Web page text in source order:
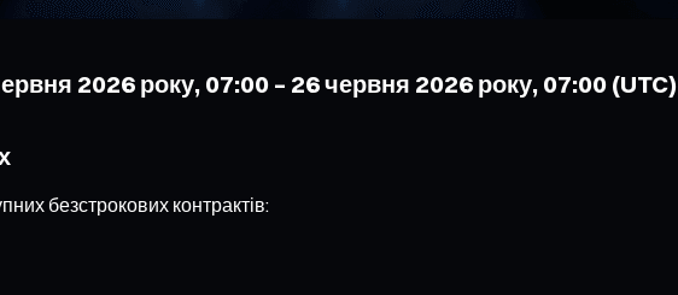
2026 року, 07:00 – 26 червня 2026 року, 07:00 (UTC)
безстрокових контрактів: